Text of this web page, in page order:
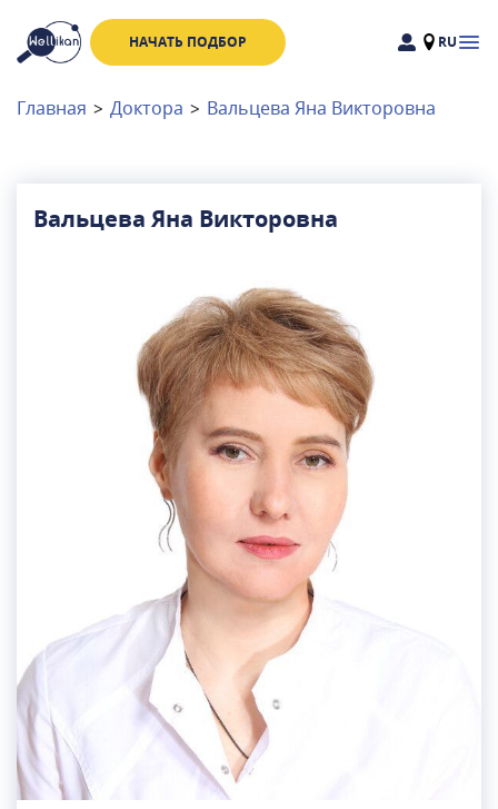
НАЧАТЬ ПОДБОР RU
Доктора
Клиники
Московская область
Связаться с нами
Главная > Доктора > Вальцева Яна Викторовна
Вальцева Яна Викторовна